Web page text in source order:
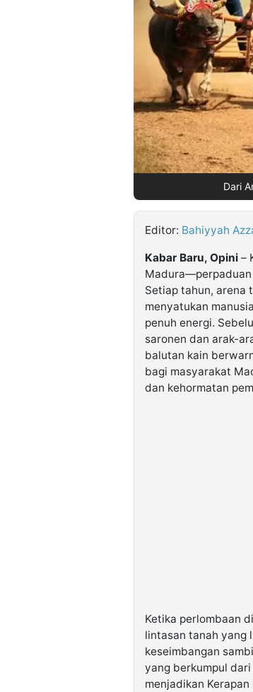
Dari
Editor: Bahiyyah
Kabar Baru, Opini –
Madura—perpaduan
Setiap tahun, arena
menyatukan
penuh energi.
saronen dan arak-
balutan kain
bagi masyarakat
dan kehormatan
Ketika perlombaan
lintasan tanah yang
keseimbangan
yang berkumpul
menjadikan